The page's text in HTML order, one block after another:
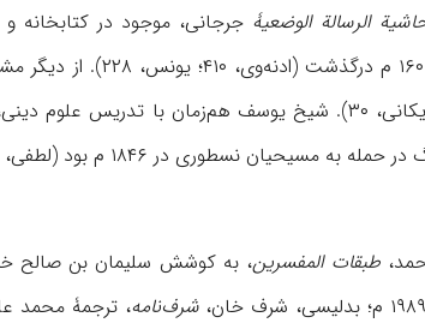
الرسالة الوضعیۀجرجانی، موجود در کتابخانه و مرکز اسناد ملی
. او در ۱۰۱۰ ق/
نقشبندی ریکانی است (ریکانی، ۳۰). شیخ یوسف
مسیحیان نسطوری در ۱۸۴۶ م بود (لطفی، ۸/ ۴۸۹).
طبقات المفسرین، به کوشش سلیمان بن صالح خزی، مدینه، ۱۴۱۷ ق/ ۱۹۹۷ م؛
شرف‌نامه، ترجمۀ محمد علی عونی،